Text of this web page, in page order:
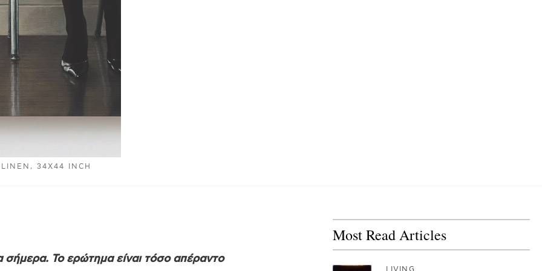
34X44 INCH
σήμερα. Το ερώτημα είναι τόσο απέραντο
Most Read Articles